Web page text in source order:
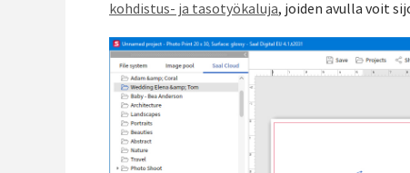
kohdistus- ja tasotyökaluja, joiden avulla voit